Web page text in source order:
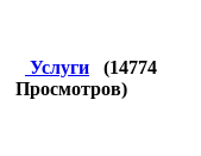
Услуги (14774
Просмотров)